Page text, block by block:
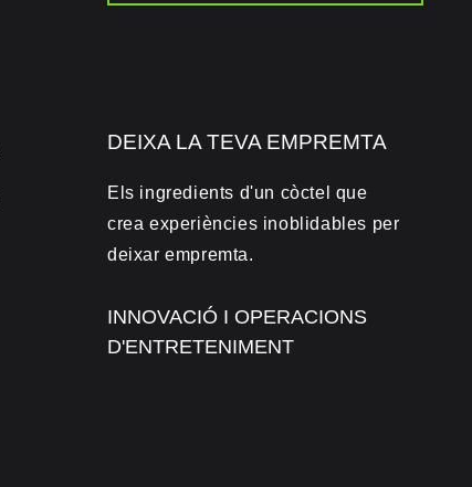
DEIXA LA TEVA EMPREMTA
Els ingredients d'un còctel que
crea experiències inoblidables per
deixar empremta.
INNOVACIÓ I OPERACIONS
D'ENTRETENIMENT